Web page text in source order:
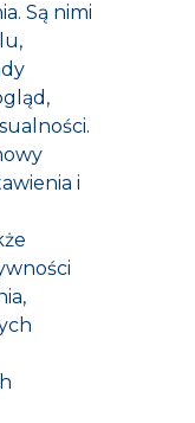
Są nimi
i